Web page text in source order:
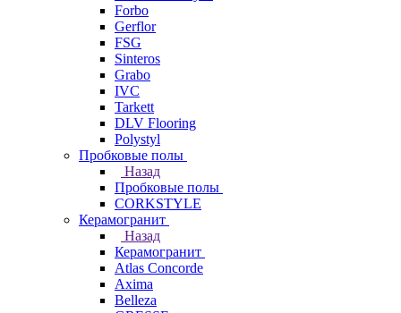
Forbo
Gerflor
FSG
Sinteros
Grabo
IVC
Tarkett
DLV Flooring
Polystyl
Пробковые полы
Назад
Пробковые полы
CORKSTYLE
Керамогранит
Назад
Керамогранит
Atlas Concorde
Axima
Belleza